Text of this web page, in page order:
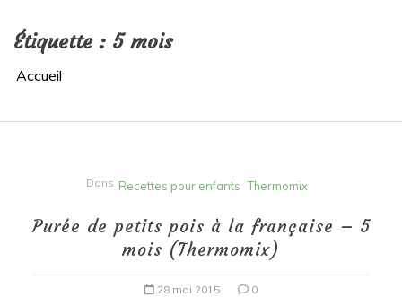
Étiquette : 5 mois
Accueil
Dans Recettes pour enfants Thermomix
Purée de petits pois à la française – 5
mois (Thermomix)
28 mai 2015 0